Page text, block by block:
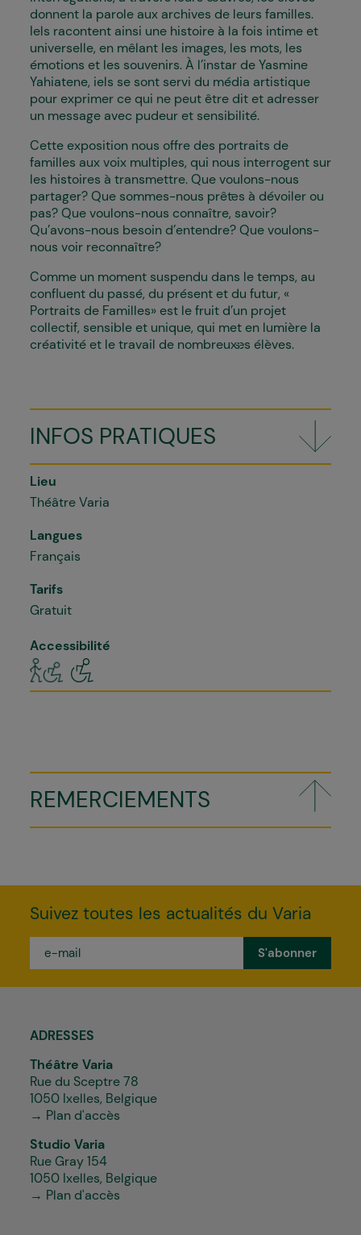
INFOS PRATIQUES
Lieu
Théâtre Varia
Langues
Français
Tarifs
Gratuit
Accessibilité
donnent la parole aux archives de leurs familles.
Iels racontent ainsi une histoire à la fois intime et
universelle, en mêlant les images, les mots, les
émotions et les souvenirs. À l’instar de Yasmine
Yahiatene, iels se sont servi du média artistique
pour exprimer ce qui ne peut être dit et adresser
un message avec pudeur et sensibilité.
Cette exposition nous offre des portraits de
familles aux voix multiples, qui nous interrogent sur
les histoires à transmettre. Que voulons-nous
partager? Que sommes-nous prêt·es à dévoiler ou
pas? Que voulons-nous connaître, savoir?
Qu’avons-nous besoin d’entendre? Que voulons-
nous voir reconnaître?
Comme un moment suspendu dans le temps, au
confluent du passé, du présent et du futur, «
Portraits de Familles» est le fruit d’un projet
collectif, sensible et unique, qui met en lumière la
créativité et le travail de nombreux·ses élèves.
REMERCIEMENTS
Suivez toutes les actualités du Varia
mail
ADRESSES
Théâtre Varia
Rue du Sceptre 78
1050 Ixelles, Belgique
→ Plan d'accès
Studio Varia
Rue Gray 154
1050 Ixelles, Belgique
→ Plan d'accès